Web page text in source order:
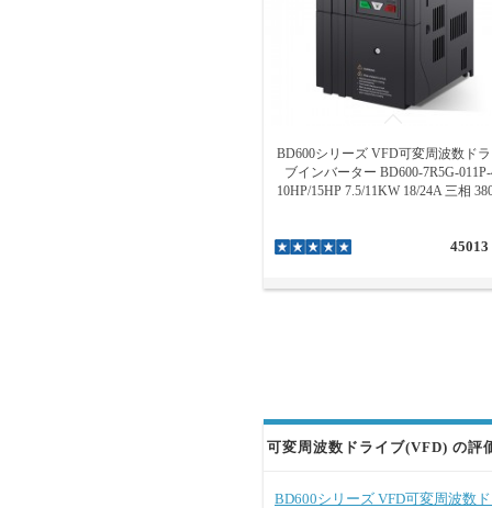
BD600シリーズ VFD可変周波数ド
ブインバーター BD600-7R5G-
10HP/15HP 7.5/11KW 18/24A 三相
45013
可変周波数ドライブ(VFD) の評
BD600シリーズ VFD可変周波数